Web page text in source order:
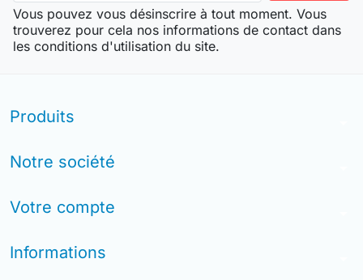
Vous pouvez vous désinscrire à tout moment. Vous
trouverez pour cela nos informations de contact dans
les conditions d'utilisation du site.
Produits
Notre société
Votre compte
Informations